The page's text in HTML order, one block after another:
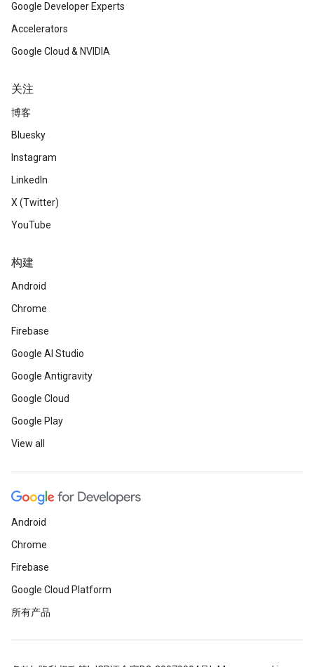
Google Developer Experts
Accelerators
Google Cloud & NVIDIA
关注
博客
Bluesky
Instagram
LinkedIn
X (Twitter)
YouTube
构建
Android
Chrome
Firebase
Google AI Studio
Google Antigravity
Google Cloud
Google Play
View all
Android
Chrome
Firebase
Google Cloud Platform
所有产品